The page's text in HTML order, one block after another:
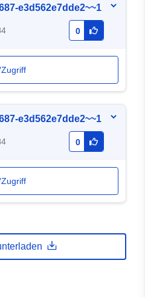
e3d562e7dde2~~1
0
Zugriff
e3d562e7dde2~~1
0
Zugriff